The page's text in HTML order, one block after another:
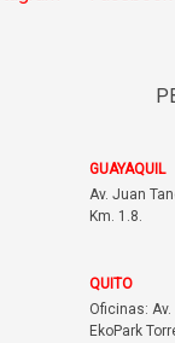
GUAYAQUIL
Av. Juan
Km. 1.8.
QUITO
Oficinas:
EkoPark